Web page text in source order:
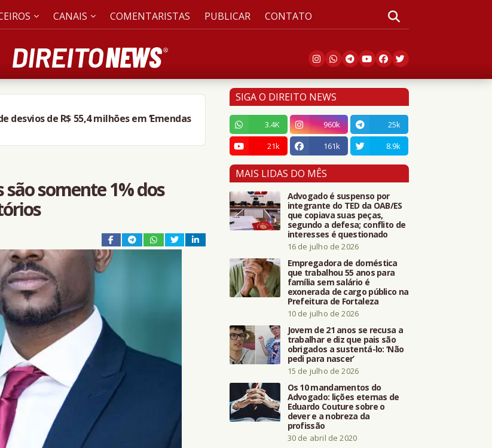
CANAIS COMENTARISTAS PUBLICAR CONTATO
por t0rtur4 e m0rt3 do filho de 3 anos
somente 1% dos
SIGA O DIREITO NEWS
3.4K 960k
25k
21k
161k 8.9k
MAIS LIDAS DO MÊS
Advogado é suspenso por
integrante do TED da OAB/ES
que copiava suas peças,
segundo a defesa; conflito de
interesses é questionado
16 de julho de 2026
Empregadora de doméstica
que trabalhou 55 anos para
família sem salário é
exonerada de cargo público na
Prefeitura de Fortaleza
10 de julho de 2026
Jovem de 21 anos se recusa a
trabalhar e diz que pais são
obrigados a sustentá-lo: ‘Não
pedi para nascer’
15 de julho de 2026
Os 10 mandamentos do
Advogado: lições eternas de
Eduardo Couture sobre o
dever e a nobreza da
profissão
30 de abril de 2020